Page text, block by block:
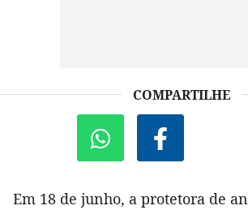
COMPARTILHE
Em 18 de junho, a protetora de